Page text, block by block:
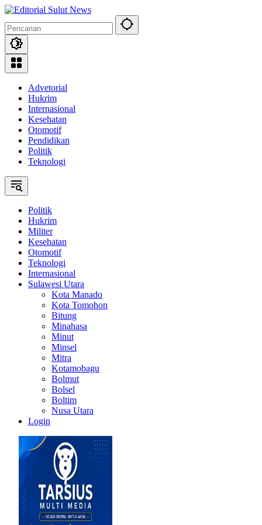
Langsung
konten
Advetorial
Hukrim
Internasional
Kesehatan
Otomotif
Pendidikan
Politik
Teknologi
Politik
Hukrim
Militer
Kesehatan
Otomotif
Teknologi
Internasional
Sulawesi Utara
Kota Manado
Kota Tomohon
Bitung
Minahasa
Minut
Minsel
Mitra
Kotamobagu
Bolmut
Bolsel
Boltim
Nusa Utara
Login